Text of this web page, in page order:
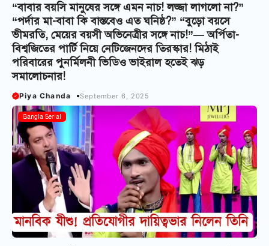
“বাবার বয়সি মানুষের সঙ্গে এমন নাচ! লজ্জা লাগলো না?”
“পর্দার মা-বাবা কি বাস্তবেও এত ঘনিষ্ঠ?” “বুড়ো বয়সে
ভীমরতি, মেয়ের বয়সী অভিনেত্রীর সঙ্গে নাচ!”— অর্পিতা-
বিশ্বজিতের পার্টি নিয়ে নেটিজেনদের তিরস্কার! মিঠাই
পরিবারের পুনর্মিলনী ভিডিও ভাইরাল হতেই ঝড়
সমালোচনার!
Piya Chanda September 6, 2025
Bangla Serial